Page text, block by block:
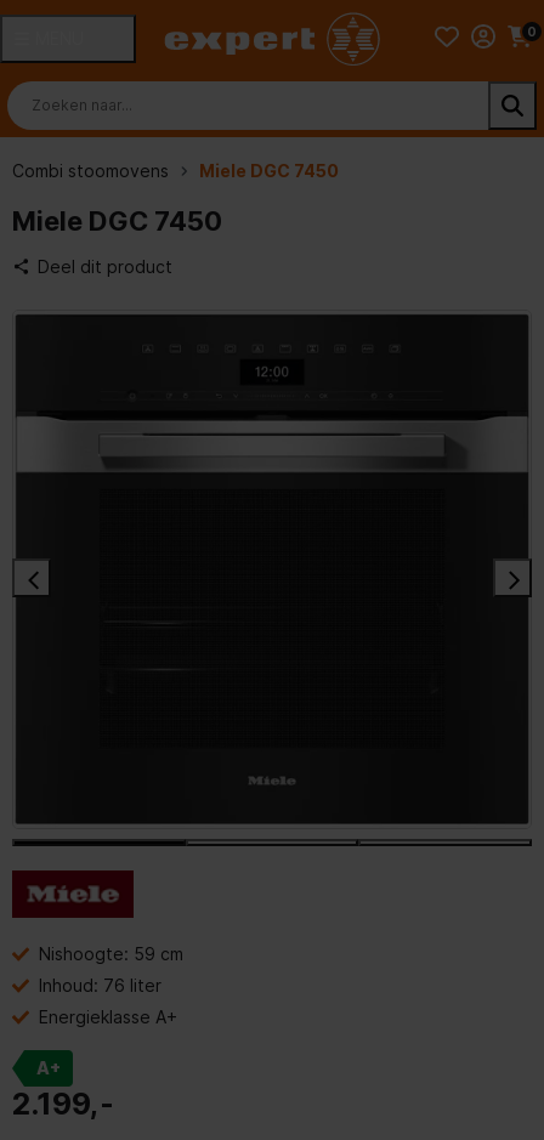
0
Combi stoomovens Miele DGC 7450
Miele DGC 7450
Deel dit product
Nishoogte: 59 cm
Inhoud: 76 liter
Energieklasse A+
A+
2.199,-